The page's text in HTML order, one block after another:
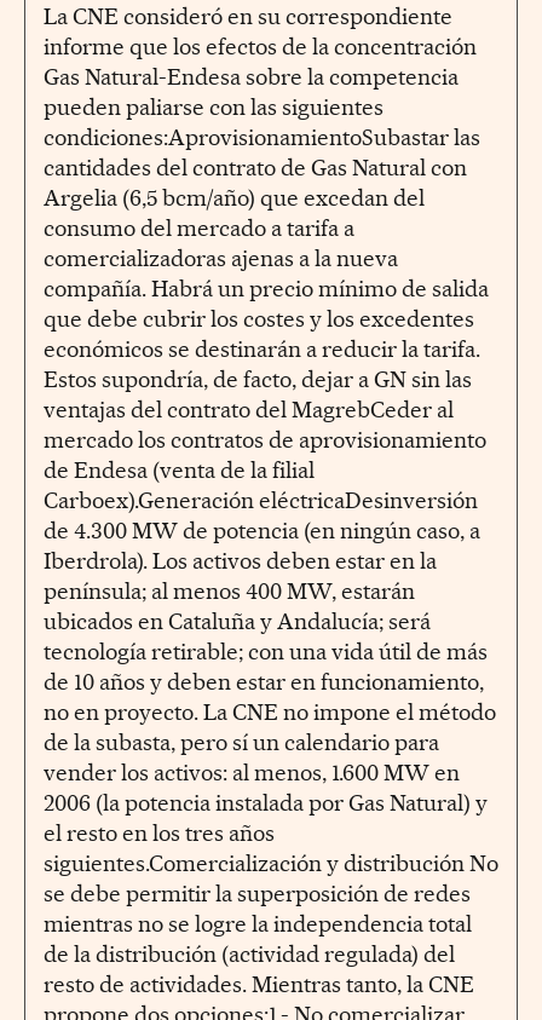
La CNE consideró en su correspondiente
informe que los efectos de la concentración
Gas Natural-Endesa sobre la competencia
pueden paliarse con las siguientes
condiciones:AprovisionamientoSubastar las
cantidades del contrato de Gas Natural con
Argelia (6,5 bcm/año) que excedan del
consumo del mercado a tarifa a
comercializadoras ajenas a la nueva
compañía. Habrá un precio mínimo de salida
que debe cubrir los costes y los excedentes
económicos se destinarán a reducir la tarifa.
Estos supondría, de facto, dejar a GN sin las
ventajas del contrato del MagrebCeder al
mercado los contratos de aprovisionamiento
de Endesa (venta de la filial
Carboex).Generación eléctricaDesinversión
de 4.300 MW de potencia (en ningún caso, a
Iberdrola). Los activos deben estar en la
península; al menos 400 MW, estarán
ubicados en Cataluña y Andalucía; será
tecnología retirable; con una vida útil de más
de 10 años y deben estar en funcionamiento,
no en proyecto. La CNE no impone el método
de la subasta, pero sí un calendario para
vender los activos: al menos, 1.600 MW en
2006 (la potencia instalada por Gas Natural) y
el resto en los tres años
siguientes.Comercialización y distribución No
se debe permitir la superposición de redes
mientras no se logre la independencia total
de la distribución (actividad regulada) del
resto de actividades. Mientras tanto, la CNE
propone dos opciones:1.- No comercializar